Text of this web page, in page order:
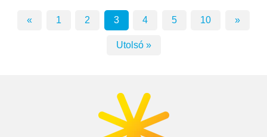
« 1 2 3 4 5 10 »
Utolsó »